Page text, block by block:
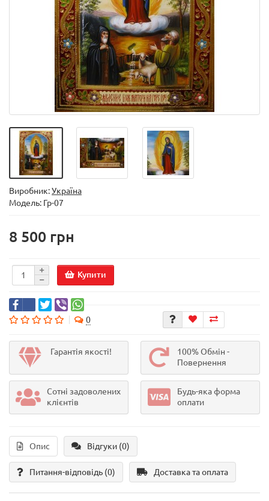
Виробник:Україна
Модель: Гр-07
8 500 грн
Купити
0
Гарантія якості!
100% Обмін -
Повернення
Сотні задоволених
клієнтів
Будь-яка форма
оплати
Опис Відгуки (0)
Питання-відповідь (0) Доставка та оплата